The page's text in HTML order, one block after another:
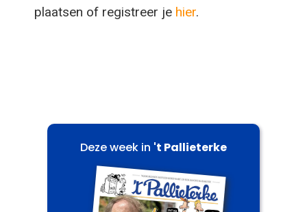
plaatsen of registreer je hier.
Deze week in 't Pallieterke